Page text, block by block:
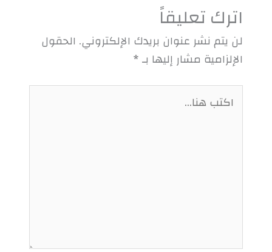
اترك تعليقاً
لن يتم نشر عنوان بريدك الإلكتروني. الحقول
الإلزامية مشار إليها بـ*
اكتب
هنا...